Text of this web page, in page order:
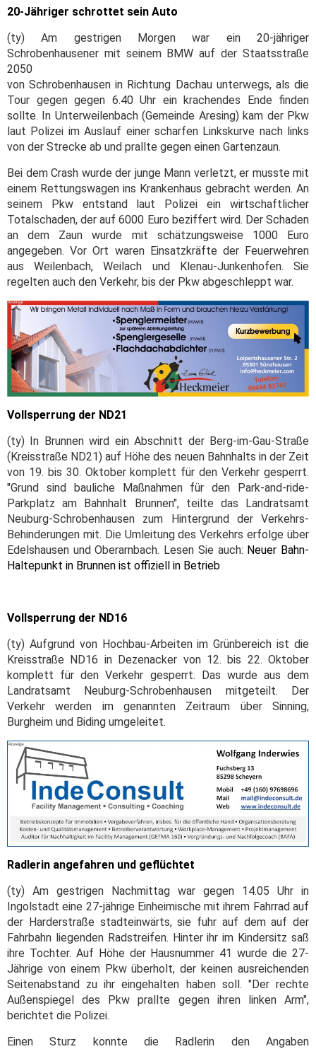
20-Jähriger schrottet sein Auto
(ty) Am gestrigen Morgen war ein 20-jähriger
Schrobenhausener mit seinem BMW auf der Staatsstraße
2050
von Schrobenhausen in Richtung Dachau unterwegs, als die
Tour gegen gegen 6.40 Uhr ein krachendes Ende finden
sollte. In Unterweilenbach (Gemeinde Aresing) kam der Pkw
laut Polizei im Auslauf einer scharfen Linkskurve nach links
von der Strecke ab und prallte gegen einen Gartenzaun.
Bei dem Crash wurde der junge Mann verletzt, er musste mit
einem Rettungswagen ins Krankenhaus gebracht werden. An
seinem Pkw entstand laut Polizei ein wirtschaftlicher
Totalschaden, der auf 6000 Euro beziffert wird. Der Schaden
an dem Zaun wurde mit schätzungsweise 1000 Euro
angegeben. Vor Ort waren Einsatzkräfte der Feuerwehren
aus Weilenbach, Weilach und Klenau-Junkenhofen. Sie
regelten auch den Verkehr, bis der Pkw abgeschleppt war.
Vollsperrung der ND21
(ty) In Brunnen wird ein Abschnitt der Berg-im-Gau-Straße
(Kreisstraße ND21) auf Höhe des neuen Bahnhalts in der Zeit
von 19. bis 30. Oktober komplett für den Verkehr gesperrt.
"Grund sind bauliche Maßnahmen für den Park-and-ride-
Parkplatz am Bahnhalt Brunnen", teilte das Landratsamt
Neuburg-Schrobenhausen zum Hintergrund der Verkehrs-
Behinderungen mit. Die Umleitung des Verkehrs erfolge über
Edelshausen und Oberarnbach. Lesen Sie auch: Neuer Bahn-
Haltepunkt in Brunnen ist offiziell in Betrieb
Vollsperrung der ND16
(ty) Aufgrund von Hochbau-Arbeiten im Grünbereich ist die
Kreisstraße ND16 in Dezenacker von 12. bis 22. Oktober
komplett für den Verkehr gesperrt. Das wurde aus dem
Landratsamt Neuburg-Schrobenhausen mitgeteilt. Der
Verkehr werden im genannten Zeitraum über Sinning,
Burgheim und Biding umgeleitet.
Radlerin angefahren und geflüchtet
(ty) Am gestrigen Nachmittag war gegen 14.05 Uhr in
Ingolstadt eine 27-jährige Einheimische mit ihrem Fahrrad auf
der Harderstraße stadteinwärts, sie fuhr auf dem auf der
Fahrbahn liegenden Radstreifen. Hinter ihr im Kindersitz saß
ihre Tochter. Auf Höhe der Hausnummer 41 wurde die 27-
Jährige von einem Pkw überholt, der keinen ausreichenden
Seitenabstand zu ihr eingehalten haben soll. "Der rechte
Außenspiegel des Pkw prallte gegen ihren linken Arm",
berichtet die Polizei.
Einen Sturz konnte die Radlerin den Angaben